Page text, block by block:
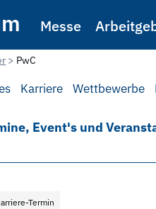
Messe
PwC
Karriere Wettbewerbe
Event's und
Termin